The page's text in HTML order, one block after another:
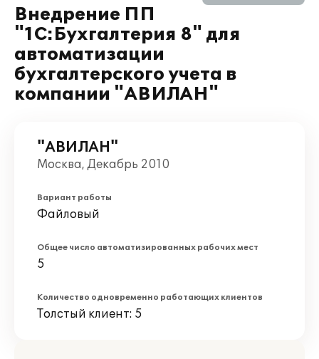
Внедрение ПП
"1С:Бухгалтерия 8" для
автоматизации
бухгалтерского учета в
компании "АВИЛАН"
"АВИЛАН"
Москва, Декабрь 2010
Вариант работы
Файловый
Общее число автоматизированных рабочих мест
5
Количество одновременно работающих клиентов
Толстый клиент: 5